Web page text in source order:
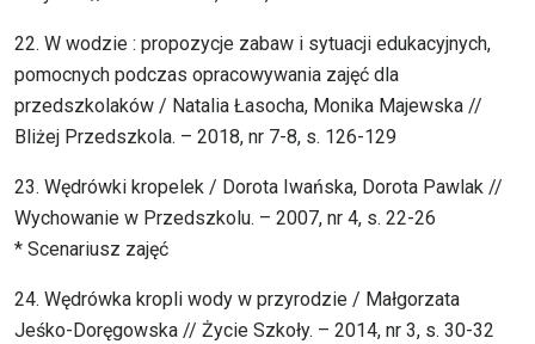
22. W wodzie : propozycje zabaw i sytuacji edukacyjnych,
pomocnych podczas opracowywania zajęć dla
przedszkolaków / Natalia Łasocha, Monika Majewska //
Bliżej Przedszkola. – 2018, nr 7-8, s. 126-129
23. Wędrówki kropelek / Dorota Iwańska, Dorota Pawlak //
Wychowanie w Przedszkolu. – 2007, nr 4, s. 22-26
* Scenariusz zajęć
24. Wędrówka kropli wody w przyrodzie / Małgorzata
Jeśko-Doręgowska // Życie Szkoły. – 2014, nr 3, s. 30-32